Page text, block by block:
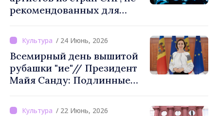
рекомендованных для
Молдове
/ 24 Июнь, 2026
Всемирный день вышитой
рубашки "ие"// Президент
Майя Санду: Подлинные
течением времени
/ 22 Июнь, 2026